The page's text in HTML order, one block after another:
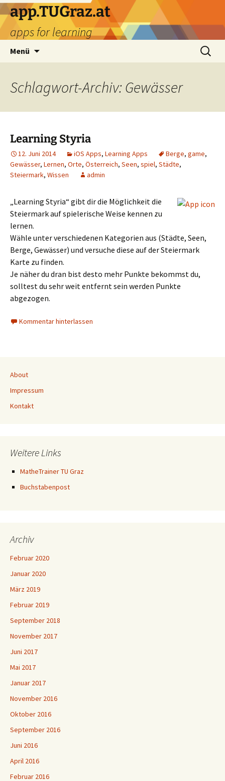
Zum
Inhalt
springen
app.TUGraz.at
apps for learning
Menü
Suchen
nach:
Schlagwort-Archiv: Gewässer
Learning Styria
12. Juni 2014 iOS Apps, Learning Apps Berge, game,
Gewässer, Lernen, Orte, Österreich, Seen, spiel, Städte,
Steiermark, Wissen admin
„Learning Styria“ gibt dir die Möglichkeit die
Steiermark auf spielerische Weise kennen zu
lernen.
Wähle unter verschiedenen Kategorien aus (Städte, Seen,
Berge, Gewässer) und versuche diese auf der Steiermark
Karte zu finden.
Je näher du dran bist desto mehr Punkte bekommst du,
solltest du sehr weit entfernt sein werden Punkte
abgezogen.
Kommentar hinterlassen
About
Impressum
Kontakt
Weitere Links
MatheTrainer TU Graz
Buchstabenpost
Archiv
Februar 2020
Januar 2020
März 2019
Februar 2019
September 2018
November 2017
Juni 2017
Mai 2017
Januar 2017
November 2016
Oktober 2016
September 2016
Juni 2016
April 2016
Februar 2016